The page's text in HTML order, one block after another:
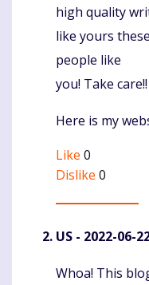
high quality
like yours
people like
you! Take care!!
Here is my
Like 0
Dislike 0
US - 2022-06-
Komentaras
Whoa! This